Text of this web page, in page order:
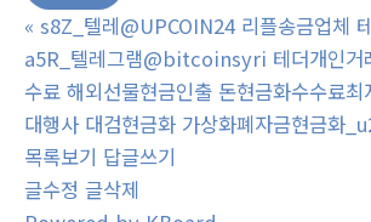
« s8Z_텔레@UPCOIN24 리플송금업체
a5R_텔레그램@bitcoinsyri 테더개인거
수료 해외선물현금인출 돈현금화수수료
대행사 대검현금화 가상화폐자금현금화
목록보기 답글쓰기
글수정 글삭제